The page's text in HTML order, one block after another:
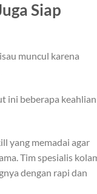
Siap
muncul karena
ini beberapa keahlian
yang memadai agar
Tim spesialis
dengan rapi dan